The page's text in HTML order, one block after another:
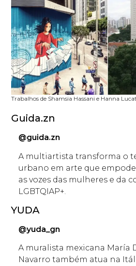
Trabalhos de Shamsia Hassani e Hanna
Guida.zn
@guida.zn
A multiartista transforma o
urbano em arte que
as vozes das mulheres e da
LGBTQIAP+.
YUDA
@yuda_gn
A muralista mexicana María
Navarro também atua na